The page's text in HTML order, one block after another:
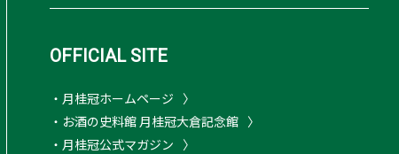
OFFICIAL SITE
・月桂冠ホームページ
・お酒の史料館 月桂冠大倉記念館
・月桂冠公式マガジン